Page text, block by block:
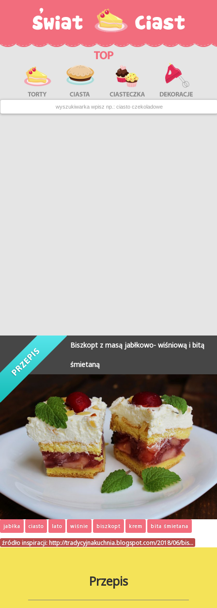
Biszkopt z masą jabłkowo- wiśniową i bitą
śmietaną
jabłka ciasto lato wiśnie biszkopt krem bita śmietana
źródło inspiracji: http://tradycyjnakuchnia.blogspot.com/2018/06/bis…
Przepis